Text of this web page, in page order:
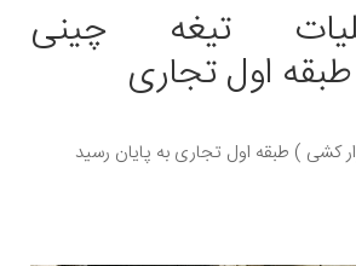
تیغه چینی
اول تجاری
کشی ) طبقه اول تجاری به پایان رسید